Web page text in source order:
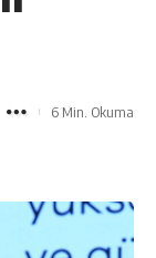
6 Min. Okuma